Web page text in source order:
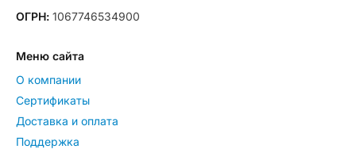
ОГРН: 1067746534900
Меню сайта
О компании
Сертификаты
Доставка и оплата
Поддержка